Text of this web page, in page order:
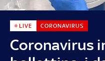
Coronavirus
LIVE CORONAVIRUS